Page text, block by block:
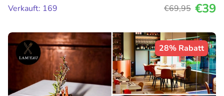
Verkauft: 169
€69,95 €39
28% Rabatt